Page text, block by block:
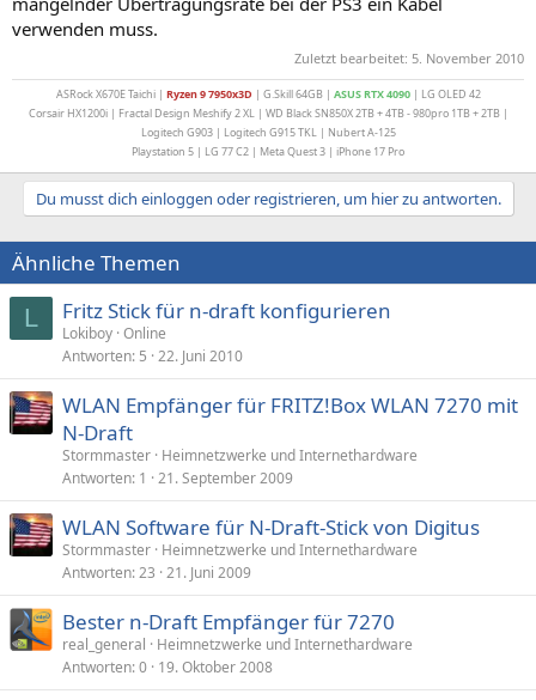
verwenden muss.
Zuletzt bearbeitet: 5. November 2010
ASRock X670E Taichi | Ryzen 9 7950x3D | G.Skill 64GB | ASUSRTX 4090| LG OLED 42
Corsair HX1200i | Fractal Design Meshify 2 XL | WD Black SN850X 2TB + 4TB - 980pro 1TB + 2TB |
Logitech G903 | Logitech G915 TKL | Nubert A-125
Playstation 5 | LG 77 C2 | Meta Quest 3 | iPhone 17 Pro
Du musst dich einloggen oder registrieren, um hier zu antworten.
Ähnliche Themen
L Fritz Stick für n-draft konfigurieren
Lokiboy Online
Antworten 5 22. Juni 2010
WLAN Empfänger für FRITZ!Box WLAN 7270 mit
N-Draft
Stormmaster Heimnetzwerke und Internethardware
Antworten 1 21. September 2009
WLAN Software für N-Draft-Stick von Digitus
Stormmaster Heimnetzwerke und Internethardware
Antworten 23 21. Juni 2009
Bester n-Draft Empfänger für 7270
real_general
Heimnetzwerke und Internethardware
Antworten 0 19. Oktober 2008